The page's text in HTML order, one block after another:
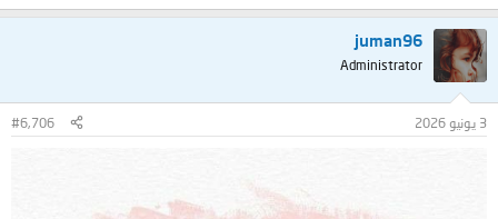
juman96
Administrator
3 يونيو 2026 #6,706